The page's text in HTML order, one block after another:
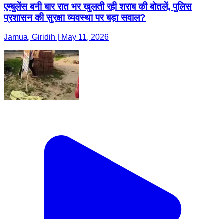
एम्बुलेंस बनी बार रात भर खुलती रही शराब की बोतलें, पुलिस
प्रशासन की सुरक्षा व्यवस्था पर बड़ा सवाल?
Jamua, Giridih | May 11, 2026